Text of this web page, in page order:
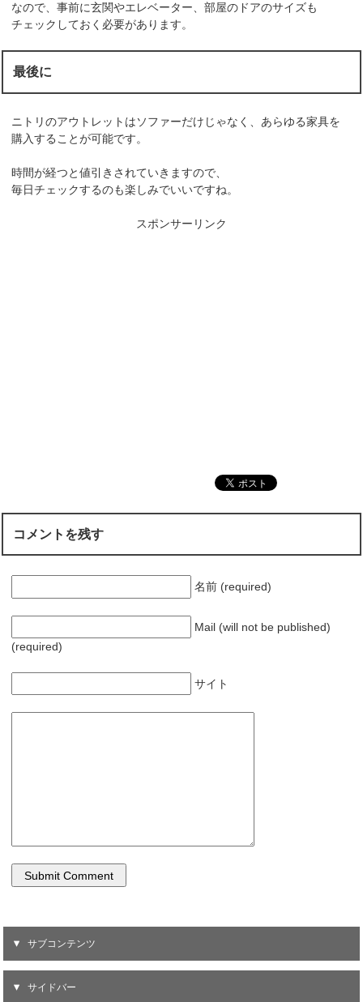
なので、事前に玄関やエレベーター、部屋のドアのサイズも
チェックしておく必要があります。
最後に
ニトリのアウトレットはソファーだけじゃなく、あらゆる家具を
購入することが可能です。
時間が経つと値引きされていきますので、
毎日チェックするのも楽しみでいいですね。
スポンサーリンク
コメントを残す
名前 (required)
Mail (will not be published)
(required)
サイト
サブコンテンツ
サイドバー